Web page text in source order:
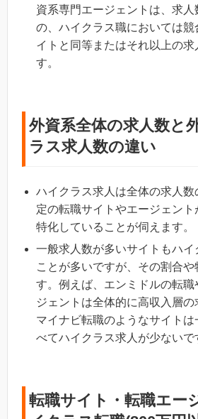
資系専門エージェントは、求
の、ハイクラス職においては競
イトと同等またはそれ以上の求
す。
外資系全体の求人数と
ラス求人数の違い
ハイクラス求人は全体の求人
定の転職サイトやエージェント
特化していることが伺えます。
一般求人数が多いサイトもハイ
ことが多いですが、その割合や
す。例えば、エンミドルの転職
ジェントは全体的に高収入層の
マイナビ転職のようなサイト
べてハイクラス求人が少ないで
転職サイト・転職エー